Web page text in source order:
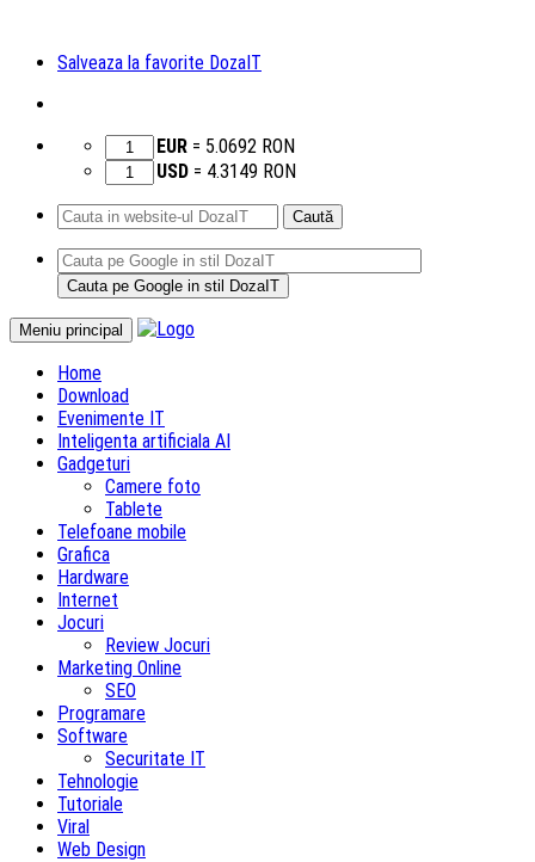
Salveaza la favorite DozaIT
EUR = 5.0692 RON
USD = 4.3149 RON
Caută
după:
Meniu principal
Sari
Home
Download
Evenimente IT
Inteligenta artificiala AI
Gadgeturi
Camere foto
Tablete
Telefoane mobile
Grafica
Hardware
Internet
Jocuri
Review Jocuri
Marketing Online
SEO
Programare
Software
Securitate IT
Tehnologie
Tutoriale
Viral
Web Design